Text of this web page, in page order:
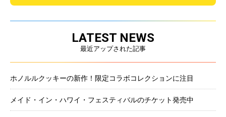
LATEST NEWS
最近アップされた記事
ホノルルクッキーの新作！限定コラボコレクションに注目
メイド・イン・ハワイ・フェスティバルのチケット発売中